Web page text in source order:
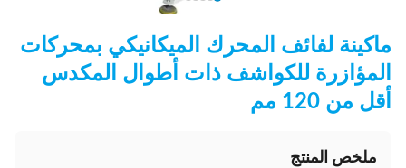
ماكينة لفائف المحرك الميكانيكي بمحركات
المؤازرة للكواشف ذات أطوال المكدس
أقل من 120 مم
ملخص المنتج